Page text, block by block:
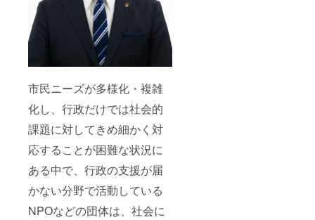
市民ニーズが多様化・複雑
化し、行政だけでは社会的
課題に対してきめ細かく対
応することが困難な状況に
ある中で、行政の支援が届
かない分野で活動している
NPOなどの団体は、社会に